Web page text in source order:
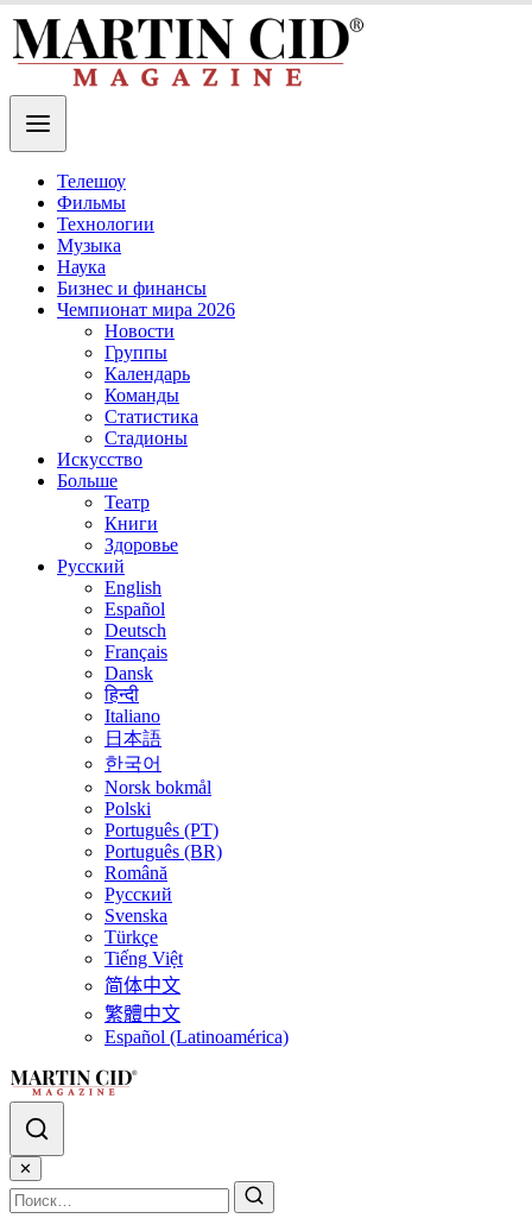
Телешоу
Фильмы
Технологии
Музыка
Наука
Бизнес и финансы
Чемпионат мира 2026
Новости
Группы
Календарь
Команды
Статистика
Стадионы
Искусство
Больше
Театр
Книги
Здоровье
Русский
English
Español
Deutsch
Français
Dansk
हिन्दी
Italiano
日本語
한국어
Norsk bokmål
Polski
Português (PT)
Português (BR)
Română
Русский
Svenska
Türkçe
Tiếng Việt
简体中文
繁體中文
Español (Latinoamérica)
✕